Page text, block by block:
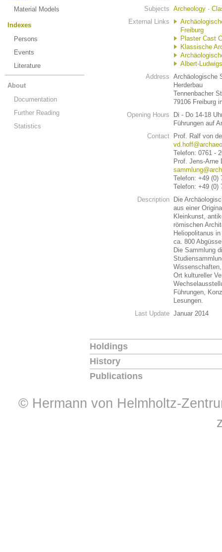
Material Models
Indexes
Persons
Events
Literature
About
Documentation
Further Reading
Statistics
Subjects Archeology ·
External Links
Freiburg
Plaster Cast
Klassische
Albert-
Address Archäologische
Herderbau
Tennenbacher
79106 Freiburg
Opening Hours
Di - Do 14-18
Führungen auf
Contact
Prof. Ralf von
Telefon: 0761 -
Prof. Jens-Arne
Telefon: +49 (0)
Telefon: +49 (0)
Description
Die
aus einer
Kleinkunst,
römischen
Heliopolitanus
ca. 800
Die Sammlung
Ort kultureller
Führungen,
Lesungen.
Last Update Januar 2014
Holdings
History
Publications
© Hermann von Helmholtz-